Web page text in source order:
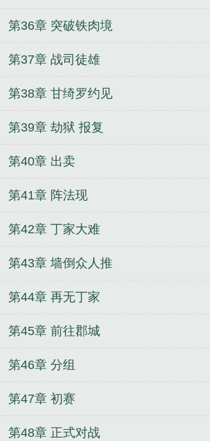
第36章 突破铁肉境
第37章 战司徒雄
第38章 甘绮罗约见
第39章 劫狱 报复
第40章 出卖
第41章 阵法现
第42章 丁家大难
第43章 墙倒众人推
第44章 再无丁家
第45章 前往郡城
第46章 分组
第47章 初赛
第48章 正式对战